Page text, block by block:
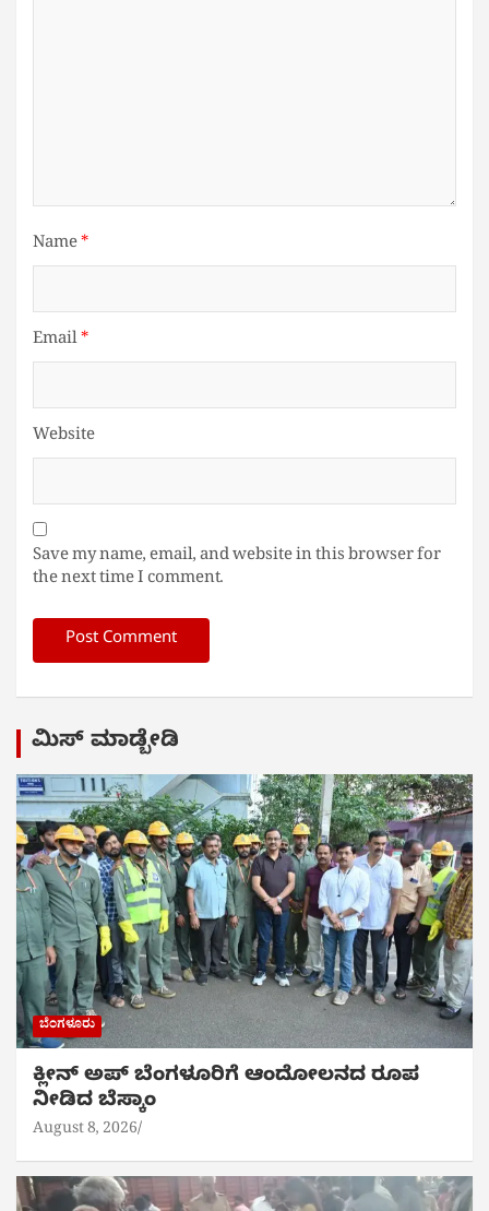
Name*
Email*
Website
Save my name, email, and website in this browser for
the next time I comment.
ಮಿಸ್ ಮಾಡ್ಬೇಡಿ
ಬೆಂಗಳೂರು
ಕ್ಲೀನ್ ಅಪ್ ಬೆಂಗಳೂರಿಗೆ ಆಂದೋಲನದ ರೂಪ
ನೀಡಿದ ಬೆಸ್ಕಾಂ
August 8, 2026